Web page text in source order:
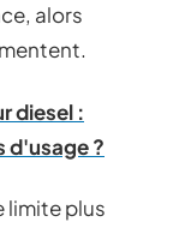
alors
diesel :
d'usage ?
limite plus